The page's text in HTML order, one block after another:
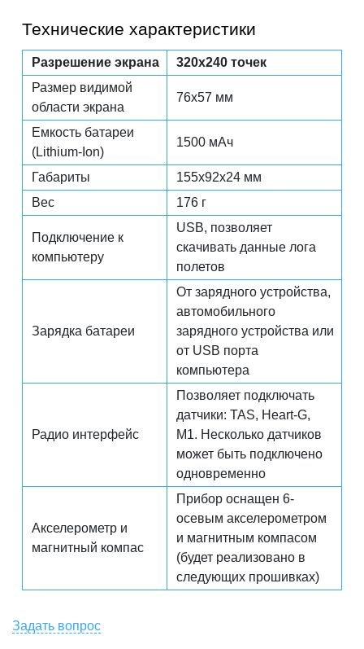
Технические характеристики
Разрешение экрана
320x240 точек
Размер видимой
области экрана
76x57 мм
Емкость батареи
(Lithium-Ion)
1500 мАч
Габариты
155x92x24 мм
Вес
176 г
Подключение к
компьютеру
USB, позволяет
скачивать данные лога
полетов
Зарядка батареи
От зарядного устройства,
автомобильного
зарядного устройства или
от USB порта
компьютера
Радио интерфейс
Позволяет подключать
датчики: TAS, Heart-G,
M1. Несколько датчиков
может быть подключено
одновременно
Акселерометр и
магнитный компас
Прибор оснащен 6-
осевым акселерометром
и магнитным компасом
(будет реализовано в
следующих прошивках)
Задать вопрос